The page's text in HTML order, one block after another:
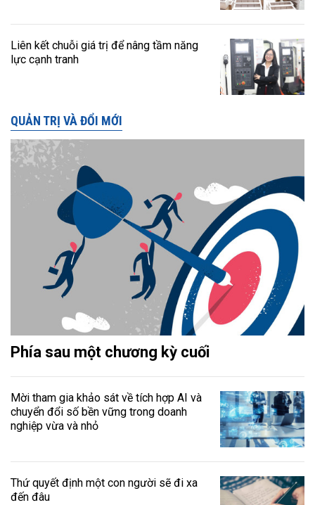
Liên kết chuỗi giá trị để nâng tầm năng
lực cạnh tranh
QUẢN TRỊ VÀ ĐỔI MỚI
Phía sau một chương kỳ cuối
Mời tham gia khảo sát về tích hợp AI và
chuyển đổi số bền vững trong doanh
nghiệp vừa và nhỏ
Thứ quyết định một con người sẽ đi xa
đến đâu